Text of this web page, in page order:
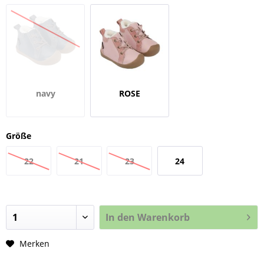
navy ROSE
Größe
22 21 23 24
In den Warenkorb
Merken